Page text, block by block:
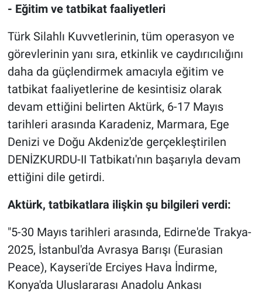
- Eğitim ve tatbikat faaliyetleri
Türk Silahlı Kuvvetlerinin, tüm operasyon ve
görevlerinin yanı sıra, etkinlik ve caydırıcılığını
daha da güçlendirmek amacıyla eğitim ve
tatbikat faaliyetlerine de kesintisiz olarak
devam ettiğini belirten Aktürk, 6-17 Mayıs
tarihleri arasında Karadeniz, Marmara, Ege
Denizi ve Doğu Akdeniz'de gerçekleştirilen
DENİZKURDU-II Tatbikatı'nın başarıyla devam
ettiğini dile getirdi.
Aktürk, tatbikatlara ilişkin şu bilgileri verdi:
"5-30 Mayıs tarihleri arasında, Edirne'de Trakya-
2025, İstanbul'da Avrasya Barışı (Eurasian
Peace), Kayseri'de Erciyes Hava İndirme,
Konya'da Uluslararası Anadolu Ankası